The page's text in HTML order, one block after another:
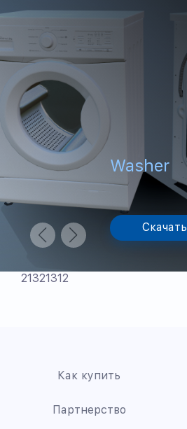
Washer
Скачать
21321312
Как купить
Партнерство